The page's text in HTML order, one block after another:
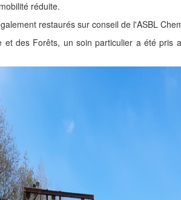
réduite.
restaurés sur conseil de l'ASBL
des Forêts, un soin particulier a été